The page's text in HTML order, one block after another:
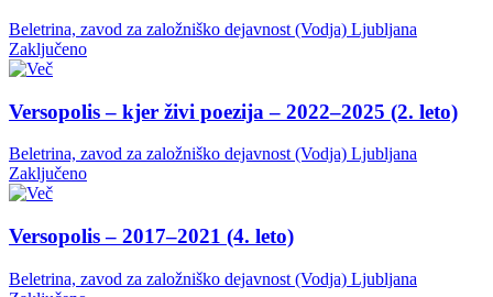
Beletrina, zavod za založniško dejavnost (Vodja) Ljubljana
Zaključeno
Versopolis – kjer živi poezija – 2022–2025 (2. leto)
Beletrina, zavod za založniško dejavnost (Vodja) Ljubljana
Zaključeno
Versopolis – 2017–2021 (4. leto)
Beletrina, zavod za založniško dejavnost (Vodja) Ljubljana